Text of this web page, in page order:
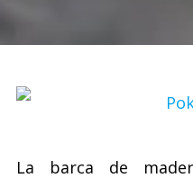
La barca de